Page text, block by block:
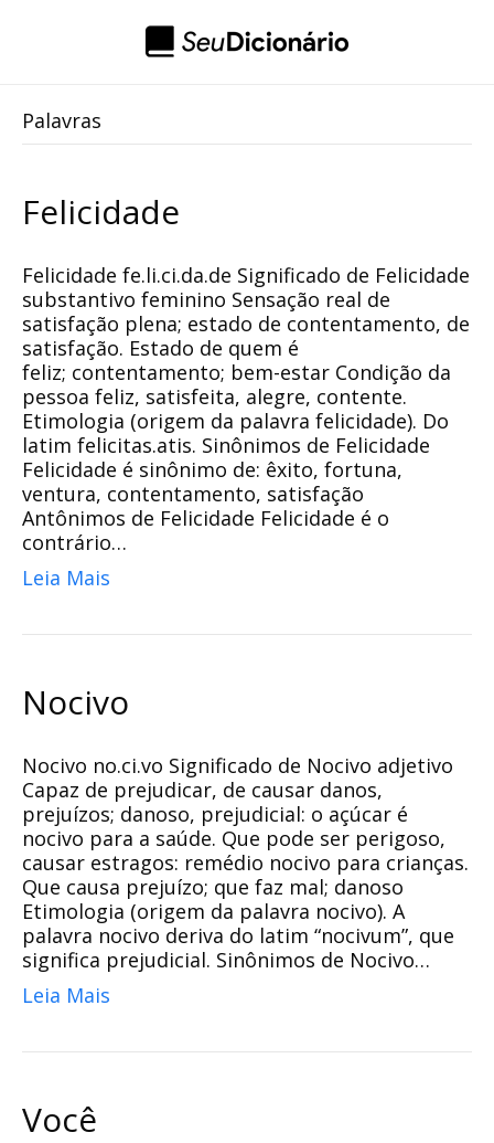
Palavras
Felicidade
Felicidade fe.li.ci.da.de Significado de Felicidade
substantivo feminino Sensação real de
satisfação plena; estado de contentamento, de
satisfação. Estado de quem é
feliz; contentamento; bem-estar Condição da
pessoa feliz, satisfeita, alegre, contente.
Etimologia (origem da palavra felicidade). Do
latim felicitas.atis. Sinônimos de Felicidade
Felicidade é sinônimo de: êxito, fortuna,
ventura, contentamento, satisfação
Antônimos de Felicidade Felicidade é o
contrário…
Leia Mais
Nocivo
Nocivo no.ci.vo Significado de Nocivo adjetivo
Capaz de prejudicar, de causar danos,
prejuízos; danoso, prejudicial: o açúcar é
nocivo para a saúde. Que pode ser perigoso,
causar estragos: remédio nocivo para crianças.
Que causa prejuízo; que faz mal; danoso
Etimologia (origem da palavra nocivo). A
palavra nocivo deriva do latim “nocivum”, que
significa prejudicial. Sinônimos de Nocivo…
Leia Mais
Você